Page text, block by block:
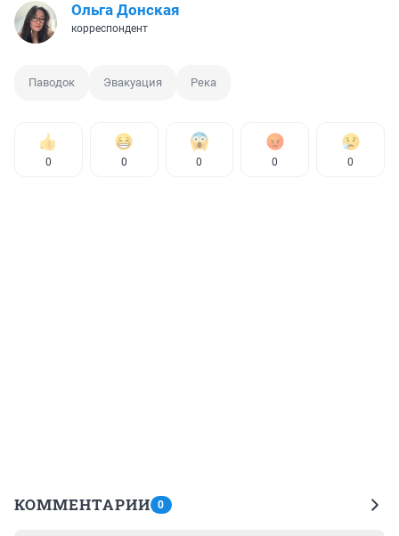
Ольга Донская
корреспондент
Паводок Эвакуация Река
0 0 0 0 0
КОММЕНТАРИИ 0